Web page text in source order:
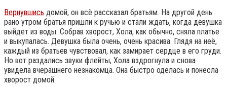
Вернувшись домой, он всё рассказал братьям. На другой день
рано утром братья пришли к ручью и стали ждать, когда девушка
выйдет из воды. Собрав хворост, Хола, как обычно, сняла платье
и выкупалась. Девушка была очень, очень красива. Глядя на неё,
каждый из братьев чувствовал, как замирает сердце в его груди.
Но вот раздались звуки флейты, Хола вздрогнула и снова
увидела вчерашнего незнакомца. Она быстро оделась и понесла
хворост домой.